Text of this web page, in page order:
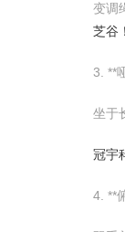
变调
芝谷！
3. **
坐于
冠宇
4. **